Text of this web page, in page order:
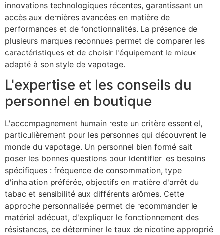
innovations technologiques récentes, garantissant un
accès aux dernières avancées en matière de
performances et de fonctionnalités. La présence de
plusieurs marques reconnues permet de comparer les
caractéristiques et de choisir l'équipement le mieux
adapté à son style de vapotage.
L'expertise et les conseils du
personnel en boutique
L'accompagnement humain reste un critère essentiel,
particulièrement pour les personnes qui découvrent le
monde du vapotage. Un personnel bien formé sait
poser les bonnes questions pour identifier les besoins
spécifiques : fréquence de consommation, type
d'inhalation préférée, objectifs en matière d'arrêt du
tabac et sensibilité aux différents arômes. Cette
approche personnalisée permet de recommander le
matériel adéquat, d'expliquer le fonctionnement des
résistances, de déterminer le taux de nicotine approprié